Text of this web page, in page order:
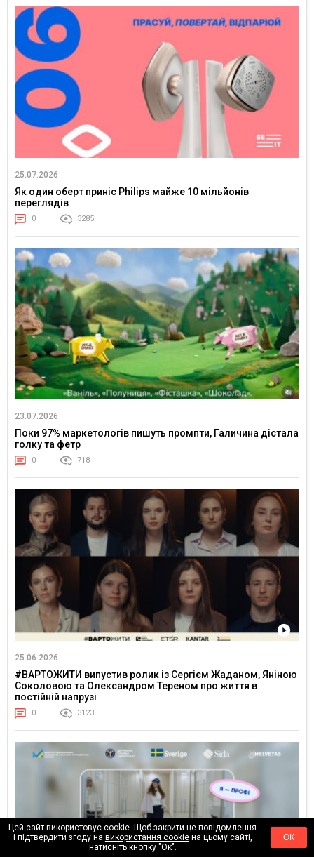
25.07.2026
Як один оберт приніс Philips майже 10 мільйонів
переглядів
0 3285
23.07.2026
Поки 97% маркетологів пишуть промпти, Галичина дістала
голку та фетр
0 718
25.06.2026
#ВАРТОЖИТИ випустив ролик із Сергієм Жаданом, Яніною
Соколовою та Олександром Тереном про життя в
постійній напрузі
0 3123
Цей сайт використовує cookie. Щоб закрити це повідомлення
і підтвердити згоду на використання cookieна цьому сайті,
натисніть кнопку "Ок".
ОК